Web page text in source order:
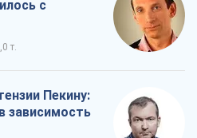
с
т.
Пекину:
зависимость